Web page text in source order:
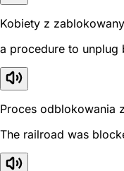
Kobiety z
a procedure to unplug
Proces odblokowania
The railroad was